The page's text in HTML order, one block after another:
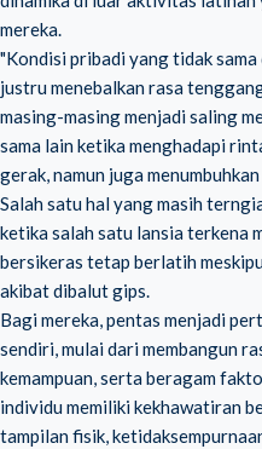
mereka.
"Kondisi pribadi yang tidak
justru menebalkan rasa
masing-masing menjadi saling
sama lain ketika menghadapi
gerak, namun juga
Salah satu hal yang masih
ketika salah satu lansia terkena
bersikeras tetap berlatih
akibat dibalut gips.
Bagi mereka, pentas menjadi
sendiri, mulai dari membangun
kemampuan, serta beragam
individu memiliki kekhawatiran
tampilan fisik,